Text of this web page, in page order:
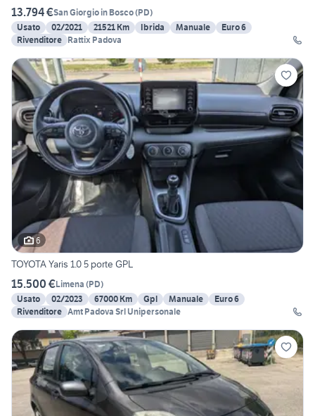
13.794 €San Giorgio in Bosco(PD)
Usato
02/2021 21521 Km Ibrida Manuale
Euro 6
Rivenditore Rattix Padova
6
TOYOTA Yaris 1.0 5 porte GPL
15.500 €Limena (PD)
Usato
02/2023 67000 Km Gpl Manuale
Euro 6
Rivenditore Amt Padova Srl Unipersonale